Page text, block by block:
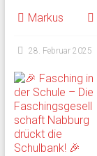
Markus
28. Februar 2025